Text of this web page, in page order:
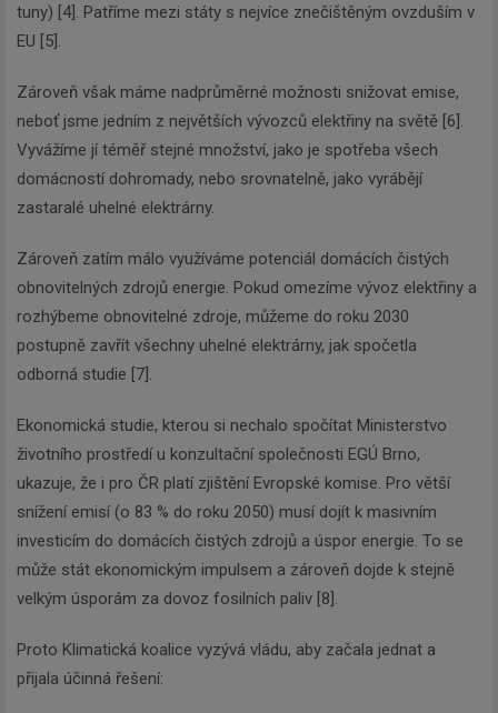
tuny) [4]. Patříme mezi státy s nejvíce znečištěným ovzduším v
EU [5].
Zároveň však máme nadprůměrné možnosti snižovat emise,
neboť jsme jedním z největších vývozců elektřiny na světě [6].
Vyvážíme jí téměř stejné množství, jako je spotřeba všech
domácností dohromady, nebo srovnatelně, jako vyrábějí
zastaralé uhelné elektrárny.
Zároveň zatím málo využíváme potenciál domácích čistých
obnovitelných zdrojů energie. Pokud omezíme vývoz elektřiny a
rozhýbeme obnovitelné zdroje, můžeme do roku 2030
postupně zavřít všechny uhelné elektrárny, jak spočetla
odborná studie [7].
Ekonomická studie, kterou si nechalo spočítat Ministerstvo
životního prostředí u konzultační společnosti EGÚ Brno,
ukazuje, že i pro ČR platí zjištění Evropské komise. Pro větší
snížení emisí (o 83 % do roku 2050) musí dojít k masivním
investicím do domácích čistých zdrojů a úspor energie. To se
může stát ekonomickým impulsem a zároveň dojde k stejně
velkým úsporám za dovoz fosilních paliv [8].
Proto Klimatická koalice vyzývá vládu, aby začala jednat a
přijala účinná řešení: